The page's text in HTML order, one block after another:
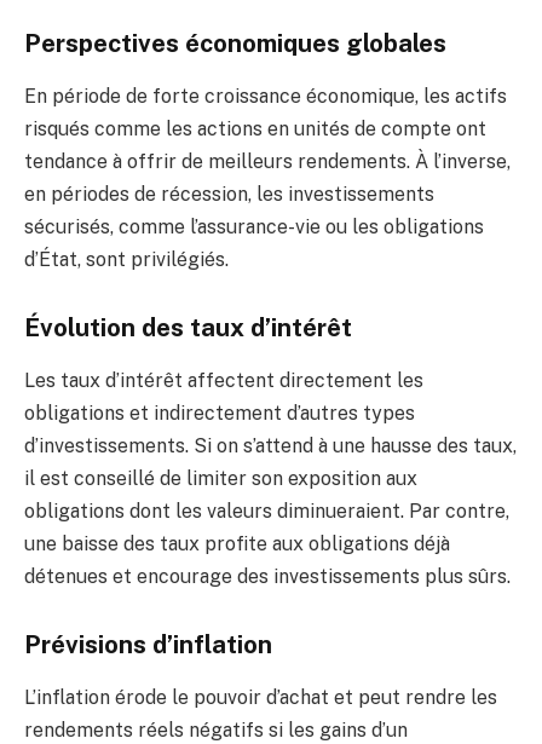
Perspectives économiques globales
En période de forte croissance économique, les actifs
risqués comme les actions en unités de compte ont
tendance à offrir de meilleurs rendements. À l’inverse,
en périodes de récession, les investissements
sécurisés, comme l’assurance-vie ou les obligations
d’État, sont privilégiés.
Évolution des taux d’intérêt
Les taux d’intérêt affectent directement les
obligations et indirectement d’autres types
d’investissements. Si on s’attend à une hausse des taux,
il est conseillé de limiter son exposition aux
obligations dont les valeurs diminueraient. Par contre,
une baisse des taux profite aux obligations déjà
détenues et encourage des investissements plus sûrs.
Prévisions d’inflation
L’inflation érode le pouvoir d’achat et peut rendre les
rendements réels négatifs si les gains d’un